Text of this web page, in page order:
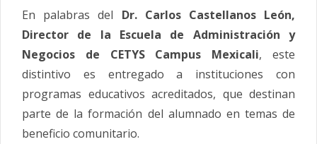
En palabras del Dr. Carlos Castellanos León,
Director de la Escuela de Administración y
Negocios de CETYS Campus Mexicali, este
distintivo es entregado a instituciones con
programas educativos acreditados, que destinan
parte de la formación del alumnado en temas de
beneficio comunitario.